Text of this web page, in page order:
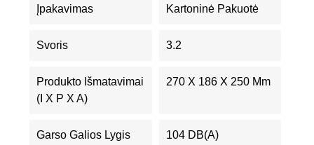
Įpakavimas Kartoninė Pakuotė
Svoris 3.2
Produkto Išmatavimai
(I X P X A)
270 X 186 X 250 Mm
Garso Galios Lygis
104 DB(A)